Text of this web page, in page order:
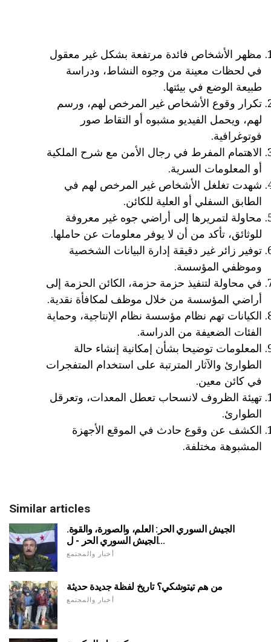
مظهر الأشخاص فائدة مرتفعة بشكل غير معقول
في لحظات معينة من وجوه النشاط، ودراسة
طبيعة الوضع في بيئتها.
تكرار وقوع الأشخاص غير المرخص لهم، ورسم
لهم، ويحمل الفيديو مشبوه أو التقاط صور
فوتوغرافية.
الاهتمام المفرط في رجال الأمن مع شرح الملكية
أو المعلومات السرية.
شهدت تغلغل الأشخاص غير المرخص لهم في
الطابق السفلي أو العلية للكائن.
محاولة لتمريرها إلى أراضي جوه غير معروفة
للوثائق، تأكد من أن لا يوفر معلومات عن حاملها.
توفير زائر غير دقيقة إدارة البيانات الشخصية
وموظفي المؤسسة.
في محاولة لتنفيذ حزمة حزمة، الكائن الحزمة إلى
أراضي المؤسسة من خلال موظف لمكافأة نقدية.
الكيانات تهم نظام مؤسسة نظام الإنتاجية، وحماية
الفئات الضعيفة من الدراسة.
المعلومات توضيحا بشأن إمكانية إنشاء حالة
الطوارئ والآثار المترتبة على استخدام المتفجرات
في كائن معين.
تهيئة الظروف لانسحاب تعطل المعدات، وتعرقل
الطوارئ.
الكشف عن وقوع حادث في الموقع الأجهزة
المشبوهة مختلفة.
Similar articles
الجيش السوري الحر: العلم، والصورة، والقوة.
الجيش السوري الحر - ل...
أخبار والمجتمع
من هم تيتوشكي؟ تاريخ لفظة جديدة حديثة
أخبار والمجتمع